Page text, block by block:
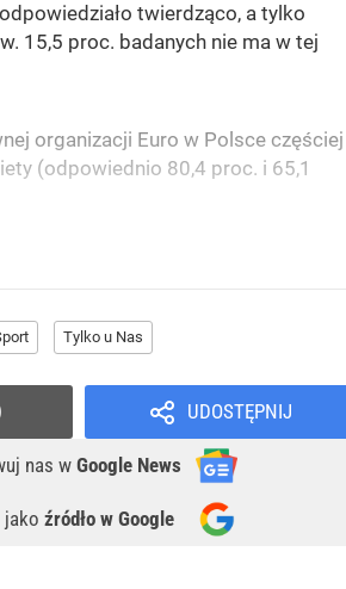
twierdząco, a tylko
15,5 proc. badanych nie ma w tej
organizacji Euro w Polsce częściej
(odpowiednio 80,4 proc. i 65,1
Tylko u Nas
UDOSTĘPNIJ
nas w Google News
jako źródło w Google